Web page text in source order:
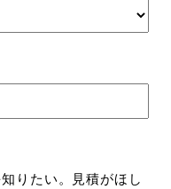
りたい。見積がほし